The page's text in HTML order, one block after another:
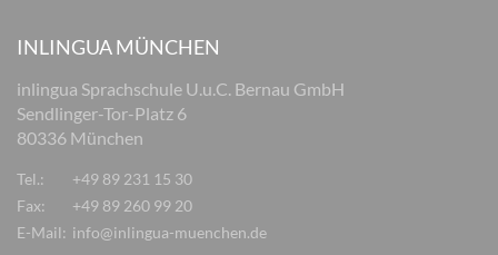
INLINGUA MÜNCHEN
inlingua Sprachschule U.u.C. Bernau GmbH
Sendlinger-Tor-Platz 6
80336 München
Tel.:
+49 89 231 15 30
Fax:
+49 89 260 99 20
E-Mail: info@inlingua-muenchen.de